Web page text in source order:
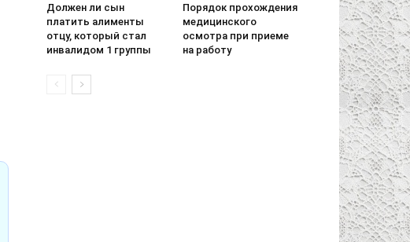
Должен ли сын
платить алименты
отцу, который стал
инвалидом 1 группы
Порядок прохождения
медицинского
осмотра при приеме
на работу